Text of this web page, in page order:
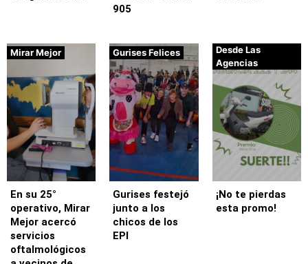
905
Mirar Mejor
En su 25°
operativo, Mirar
Mejor acercó
servicios
oftalmológicos
Gurises Felices
Gurises festejó
junto a los
chicos de los
EPI
Desde Las
Agencias
¡No te pierdas
esta promo!